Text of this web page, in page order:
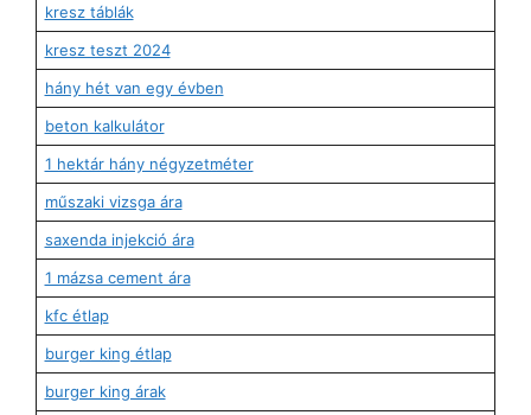
kresz táblák
kresz teszt 2024
hány hét van egy évben
beton kalkulátor
1 hektár hány négyzetméter
műszaki vizsga ára
saxenda injekció ára
1 mázsa cement ára
kfc étlap
burger king étlap
burger king árak